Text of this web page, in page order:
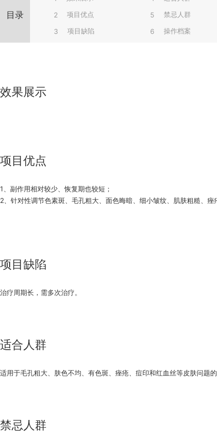
目录 2 项目优点
3 项目缺陷
5 禁忌人群
6 操作档案
效果展示
项目优点
1、副作用相对较少、恢复期也较短；
2、针对性调节色素斑、毛孔粗大、面色晦暗、细小皱纹、肌肤粗糙、
项目缺陷
治疗周期长，需多次治疗。
适合人群
适用于毛孔粗大、肤色不均、有色斑、痤疮、痘印和红血丝等皮肤问题
禁忌人群